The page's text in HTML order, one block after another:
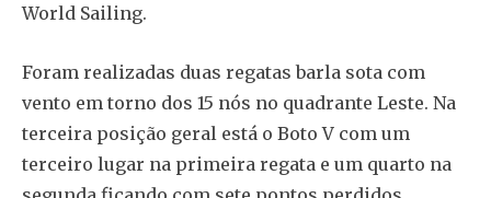
World Sailing.
Foram realizadas duas regatas barla sota com
vento em torno dos 15 nós no quadrante Leste. Na
terceira posição geral está o Boto V com um
terceiro lugar na primeira regata e um quarto na